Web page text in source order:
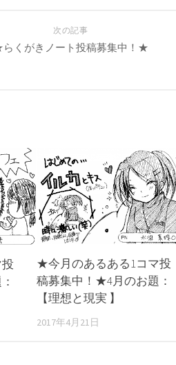
次の記事
くがきノート投稿募集中！★
★今月のあるある1コマ投
稿募集中！★4月のお題：
【理想と現実 】
2017年4月21日